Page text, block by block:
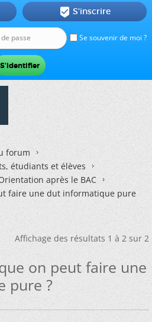
Se souvenir de moi ?
 S'inscrire
forum
étudiants et élèves
après le BAC
faire une dut informatique pure
Affichage des résultats 1 à 2 sur 2
on peut faire une
pure ?